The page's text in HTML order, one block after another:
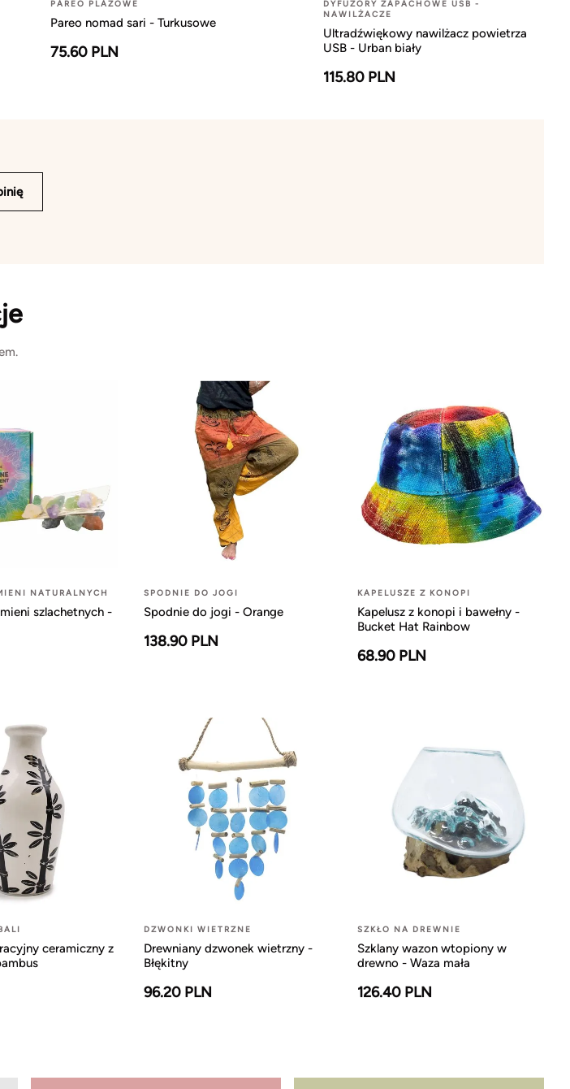
PAREO PLAŻOWE
Pareo nomad sari - Turkusowe
75.60 PLN
DYFUZORY ZAPACHOWE USB -
NAWILŻACZE
Ultradźwiękowy nawilżacz powietrza
USB - Urban biały
115.80 PLN
NATURALNYCH
szlachetnych -
SPODNIE DO JOGI
Spodnie do jogi - Orange
138.90 PLN
KAPELUSZE Z KONOPI
Kapelusz z konopi i bawełny -
Bucket Hat Rainbow
68.90 PLN
ceramiczny z
DZWONKI WIETRZNE
Drewniany dzwonek wietrzny -
Błękitny
96.20 PLN
SZKŁO NA DREWNIE
Szklany wazon wtopiony w
drewno - Waza mała
126.40 PLN